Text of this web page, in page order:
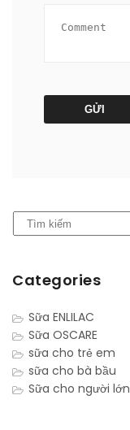
Categories
Sữa ENLILAC
Sữa OSCARE
sữa cho trẻ em
sữa cho bà bầu
Sữa cho người lớn